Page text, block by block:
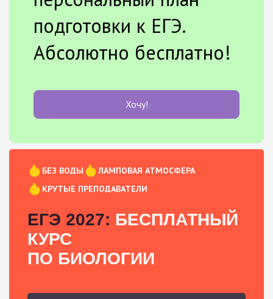
подготовки к ЕГЭ.
Абсолютно бесплатно!
Хочу!
БЕЗ ВОДЫ
ЛАМПОВАЯ АТМОСФЕРА
КРУТЫЕ ПРЕПОДАВАТЕЛИ
ЕГЭ 2027: БЕСПЛАТНЫЙ
КУРС
ПО БИОЛОГИИ